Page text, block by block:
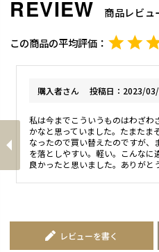
商品レビュ
購入者
投稿日 2023/
私は今までこういうものはわざわ
かなと思っていました。たまたま
なったので買い替えたのですが
を落としやすい。軽い。こんなに
良かったと思いました。ありがと
レビューを書く